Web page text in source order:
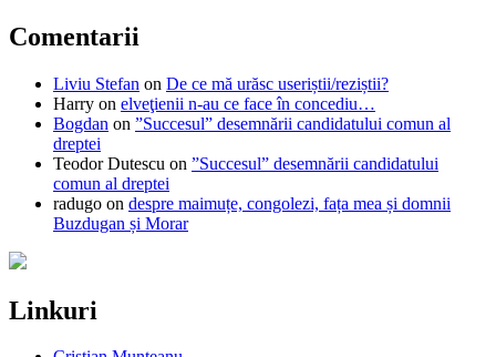
Comentarii
Liviu Stefan on De ce mă urăsc useriștii/reziștii?
Harry on elveţienii n-au ce face în concediu…
Bogdan on ”Succesul” desemnării candidatului comun al
dreptei
Teodor Dutescu on ”Succesul” desemnării candidatului
comun al dreptei
radugo on despre maimuțe, congolezi, fața mea și domnii
Buzdugan și Morar
Linkuri